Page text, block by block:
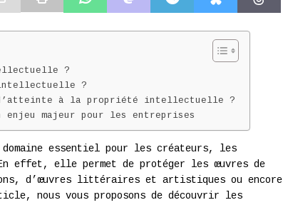
?
intellectuelle ?
à la propriété intellectuelle ?
majeur pour les entreprises
essentiel pour les créateurs, les
effet, elle permet de protéger les œuvres de
d’œuvres littéraires et artistiques ou encore
nous vous proposons de découvrir les